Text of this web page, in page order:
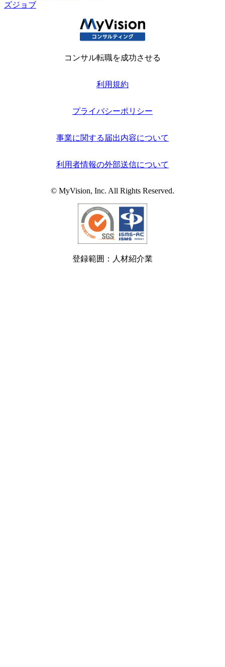
ズジョブ
コンサル転職を成功させる
利用規約
プライバシーポリシー
事業に関する届出内容について
利用者情報の外部送信について
© MyVision, Inc. All Rights Reserved.
登録範囲：人材紹介業